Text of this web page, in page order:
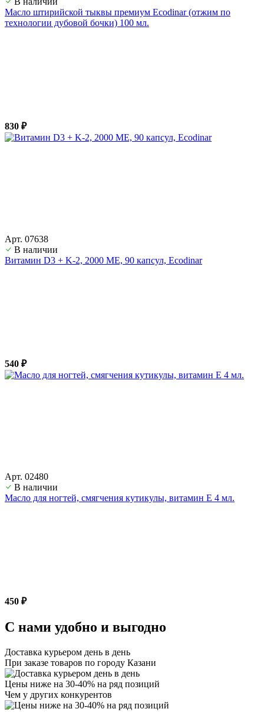
Масло штирийской тыквы премиум Ecodinar (отжим по
технологии дубовой бочки) 100 мл.
830 ₽
Арт. 07638
В наличии
Витамин D3 + K-2, 2000 ME, 90 капсул, Ecodinar
540 ₽
Арт. 02480
В наличии
Масло для ногтей, смягчения кутикулы, витамин Е 4 мл.
450 ₽
С нами удобно и выгодно
Доставка курьером день в день
При заказе товаров по городу Казани
Цены ниже на 30-40% на ряд позиций
Чем у других конкурентов